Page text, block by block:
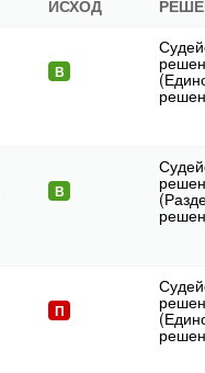
ИСХОД